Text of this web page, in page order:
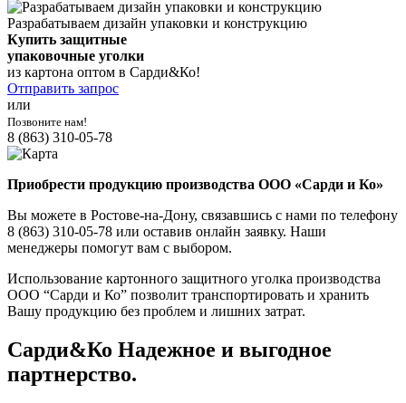
Разрабатываем дизайн упаковки и конструкцию
Купить защитные
упаковочные уголки
из картона оптом в Сарди&Ко!
Отправить запрос
или
Позвоните нам!
8 (863) 310-05-78
Приобрести продукцию производства ООО «Сарди и Ко»
Вы можете в Ростове-на-Дону, связавшись с нами по телефону
8 (863) 310-05-78 или оставив онлайн заявку. Наши
менеджеры помогут вам с выбором.
Использование картонного защитного уголка производства
ООО “Сарди и Ко” позволит транспортировать и хранить
Вашу продукцию без проблем и лишних затрат.
Сарди&Ко Надежное и выгодное
партнерство.